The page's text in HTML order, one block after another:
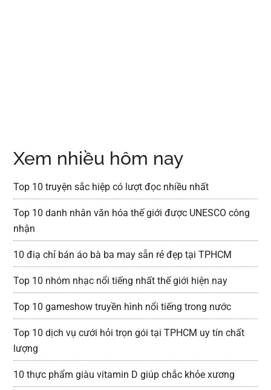
Xem nhiều hôm nay
Top 10 truyện sắc hiệp có lượt đọc nhiều nhất
Top 10 danh nhân văn hóa thế giới được UNESCO công
nhận
10 điạ chỉ bán áo bà ba may sẵn rẻ đẹp tại TPHCM
Top 10 nhóm nhạc nổi tiếng nhất thế giới hiện nay
Top 10 gameshow truyền hình nổi tiếng trong nước
Top 10 dịch vụ cưới hỏi trọn gói tại TPHCM uy tín chất
lượng
10 thực phẩm giàu vitamin D giúp chắc khỏe xương